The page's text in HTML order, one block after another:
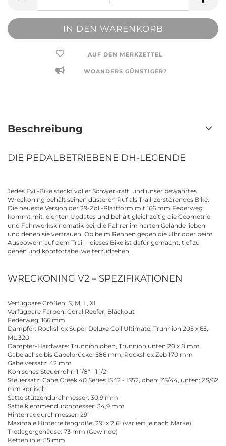
AUF DEN MERKZETTEL
WOANDERS GÜNSTIGER?
Beschreibung
DIE PEDALBETRIEBENE DH-LEGENDE
Jedes Evil-Bike steckt voller Schwerkraft, und unser bewährtes
Wreckoning behält seinen düsteren Ruf als Trail-zerstörendes Bike.
Die neueste Version der 29-Zoll-Plattform mit 166 mm Federweg
kommt mit leichten Updates und behält gleichzeitig die Geometrie
und Fahrwerkskinematik bei, die Fahrer im harten Gelände lieben
und denen sie vertrauen. Ob beim Rennen gegen die Uhr oder beim
Auspowern auf dem Trail – dieses Bike ist dafür gemacht, tief zu
gehen und komfortabel weiterzudrehen.
WRECKONING V2 – SPEZIFIKATIONEN
Verfügbare Größen: S, M, L, XL
Verfügbare Farben: Coral Reefer, Blackout
Federweg: 166 mm
Dämpfer: Rockshox Super Deluxe Coil Ultimate, Trunnion 205 x 65,
ML 320
Dämpfer-Hardware: Trunnion oben, Trunnion unten 20 x 8 mm
Gabelachse bis Gabelbrücke: 586 mm, Rockshox Zeb 170 mm
Gabelversatz: 42 mm
Konisches Steuerrohr: 1 1/8" - 1 1/2"
Steuersatz: Cane Creek 40 Series IS42 - IS52, oben: ZS/44, unten: ZS/62
mm konisch
Sattelstützendurchmesser: 30,9 mm
Sattelklemmendurchmesser: 34,9 mm
Hinterraddurchmesser: 29"
Maximale Hinterreifengröße: 29" x 2,6" (variiert je nach Marke)
Tretlagergehäuse: 73 mm (Gewinde)
Kettenlinie: 55 mm